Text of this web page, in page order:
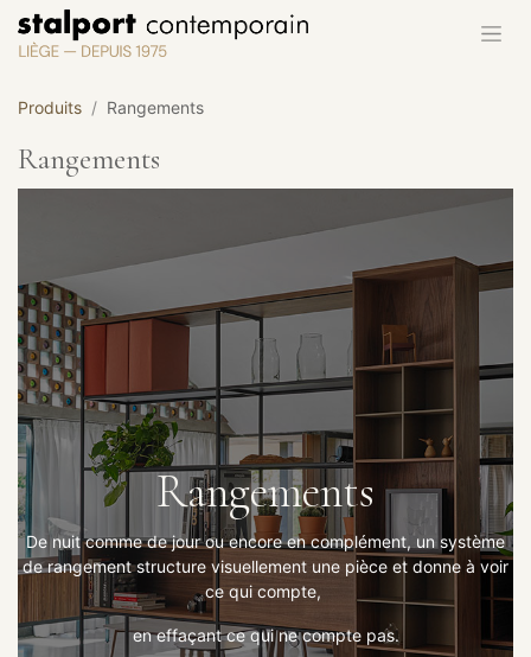
Se rendre au contenu
Produits Rangements
Rangements
Rangements
De nuit comme de jour ou encore en complément, un système
de rangement structure visuellement une pièce et donne à voir
ce qui compte,
en effaçant ce qui ne compte pas.